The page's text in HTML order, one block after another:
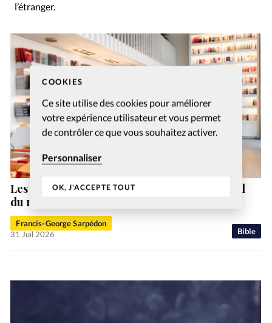
COOKIES
Ce site utilise des cookies pour améliorer
votre expérience utilisateur et vous permet
de contrôler ce que vous souhaitez activer.
Personnaliser
OK, J'ACCEPTE TOUT
l’étranger.
Bible
Les ventes de bibles explosent malgré le recul
du marché du livre
Francis-George Sarpédon
31 Juil 2026